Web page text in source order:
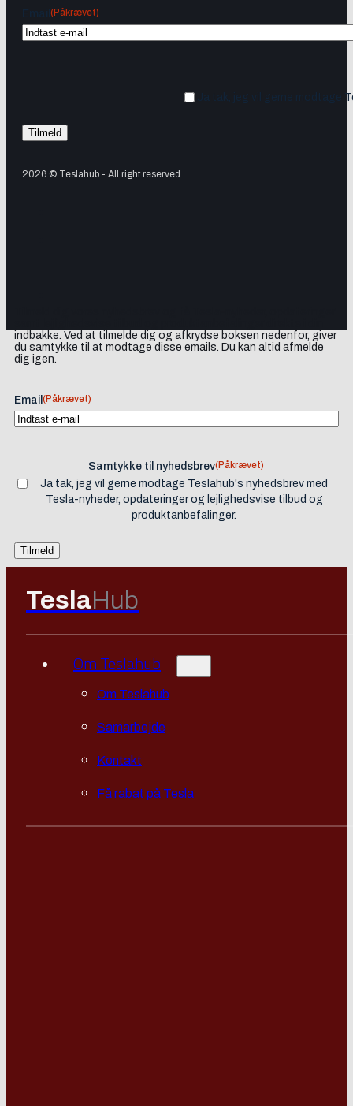
(Påkrævet)
Ja tak, jeg vil gerne modtage
2026 © Teslahub - All right reserved.
indbakke. Ved at tilmelde dig og afkrydse boksen nedenfor, giver
du samtykke til at modtage disse emails. Du kan altid afmelde
dig igen.
Email (Påkrævet)
Samtykke til nyhedsbrev(Påkrævet)
Ja tak, jeg vil gerne modtage Teslahub's nyhedsbrev med
Tesla-nyheder, opdateringer og lejlighedsvise tilbud og
produktanbefalinger.
TeslaHub
Om Teslahub
Om Teslahub
Samarbejde
Kontakt
Få rabat på Tesla